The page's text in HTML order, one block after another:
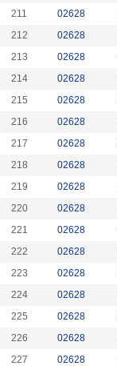
211
02628
212
02628
213
02628
214
02628
215
02628
216
02628
217
02628
218
02628
219
02628
220
02628
221
02628
222
02628
223
02628
224
02628
225
02628
226
02628
227
02628